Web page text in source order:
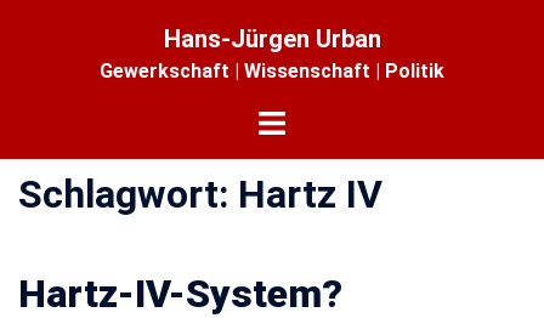
Hans-Jürgen Urban
Gewerkschaft | Wissenschaft | Politik
Menü
Schlagwort: Hartz IV
Hartz-IV-System?